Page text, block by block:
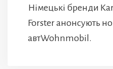
Німецькі бренди
Forster анонсують
автWohnmobil.